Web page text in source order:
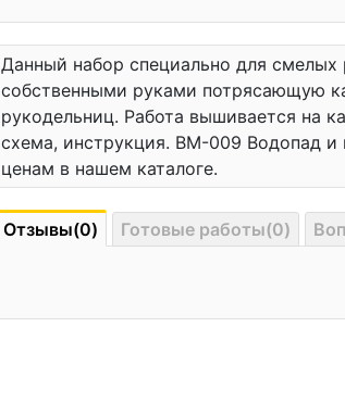
Данный набор специально для
собственными руками потрясающую
рукодельниц. Работа вышивается на
схема, инструкция. ВМ-009 Водопад
ценам в нашем каталоге.
Отзывы(0) Готовые работы(0)